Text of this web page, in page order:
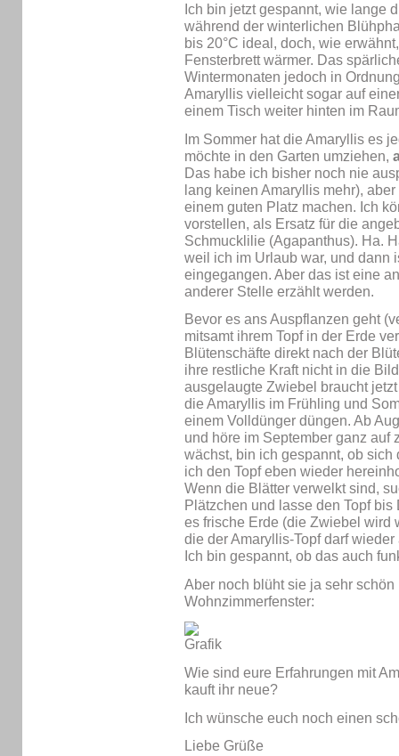
Ich bin jetzt gespannt, wie lange
während der winterlichen
bis 20°C ideal, doch, wie
Fensterbrett wärmer. Das
Wintermonaten jedoch in
Amaryllis vielleicht sogar auf
einem Tisch weiter hinten im
Im Sommer hat die Amaryllis es
möchte in den Garten umziehen,
Das habe ich bisher noch nie
lang keinen Amaryllis mehr),
einem guten Platz machen. Ich
vorstellen, als Ersatz für die
Schmucklilie (Agapanthus). Ha.
weil ich im Urlaub war, und dann
eingegangen. Aber das ist eine
anderer Stelle erzählt werden.
Bevor es ans Auspflanzen geht
mitsamt ihrem Topf in der Erde
Blütenschäfte direkt nach der
ihre restliche Kraft nicht in die
ausgelaugte Zwiebel braucht
die Amaryllis im Frühling und
einem Volldünger düngen. Ab
und höre im September ganz
wächst, bin ich gespannt, ob sich
ich den Topf eben wieder
Wenn die Blätter verwelkt sind,
Plätzchen und lasse den Topf
es frische Erde (die Zwiebel wird
die der Amaryllis-Topf darf
Ich bin gespannt, ob das auch
Aber noch blüht sie ja sehr
Wohnzimmerfenster:
Wie sind eure Erfahrungen mit
kauft ihr neue?
Ich wünsche euch noch einen
Liebe Grüße